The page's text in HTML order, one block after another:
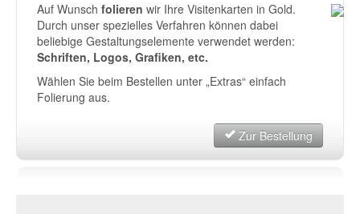
Auf Wunsch folieren wir Ihre Visitenkarten in Gold.
Durch unser spezielles Verfahren können dabei
beliebige Gestaltungselemente verwendet werden:
Schriften, Logos, Grafiken, etc.
Wählen Sie beim Bestellen unter „Extras“ einfach
Folierung aus.
Zur Bestellung